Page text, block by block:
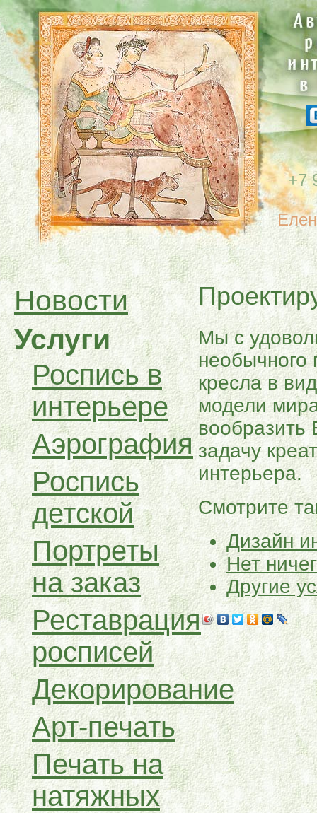
Мы с
необычного
кресла в
модели мира
задачу
интерьера.
Смотрите
Дизайн
Нет
Другие
Новости
Услуги
Роспись в
интерьере
Аэрография
Роспись
детской
Портреты
на заказ
Реставрация
росписей
Декорирование
Арт-печать
Печать на
натяжных
+7